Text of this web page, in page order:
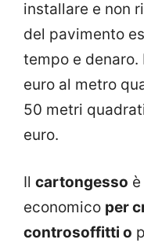
installare e non
del pavimento
tempo e
euro al metro
50 metri
euro.
Il cartongesso
economico per
controsoffitti o